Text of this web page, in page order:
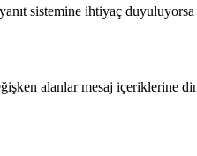
sistemine ihtiyaç
alanlar mesaj içeriklerine